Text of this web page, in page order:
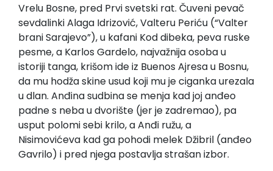
Vrelu Bosne, pred Prvi svetski rat. Čuveni pevač
sevdalinki Alaga Idrizović, Valteru Periću (“Valter
brani Sarajevo”), u kafani Kod dibeka, peva ruske
pesme, a Karlos Gardelo, najvažnija osoba u
istoriji tanga, krišom ide iz Buenos Ajresa u Bosnu,
da mu hodža skine usud koji mu je ciganka urezala
u dlan. Anđina sudbina se menja kad joj anđeo
padne s neba u dvorište (jer je zadremao), pa
usput polomi sebi krilo, a Anđi ružu, a
Nisimovićeva kad ga pohodi melek Džibril (anđeo
Gavrilo) i pred njega postavlja strašan izbor.